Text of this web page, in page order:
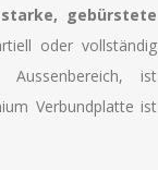
gebürstete
oder vollständig
ist
Verbundplatte ist